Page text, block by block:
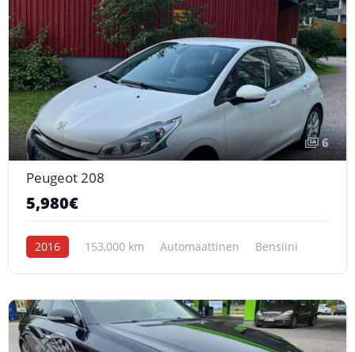
6
Peugeot 208
5,980€
2016 153,000 km Automaattinen Bensiini